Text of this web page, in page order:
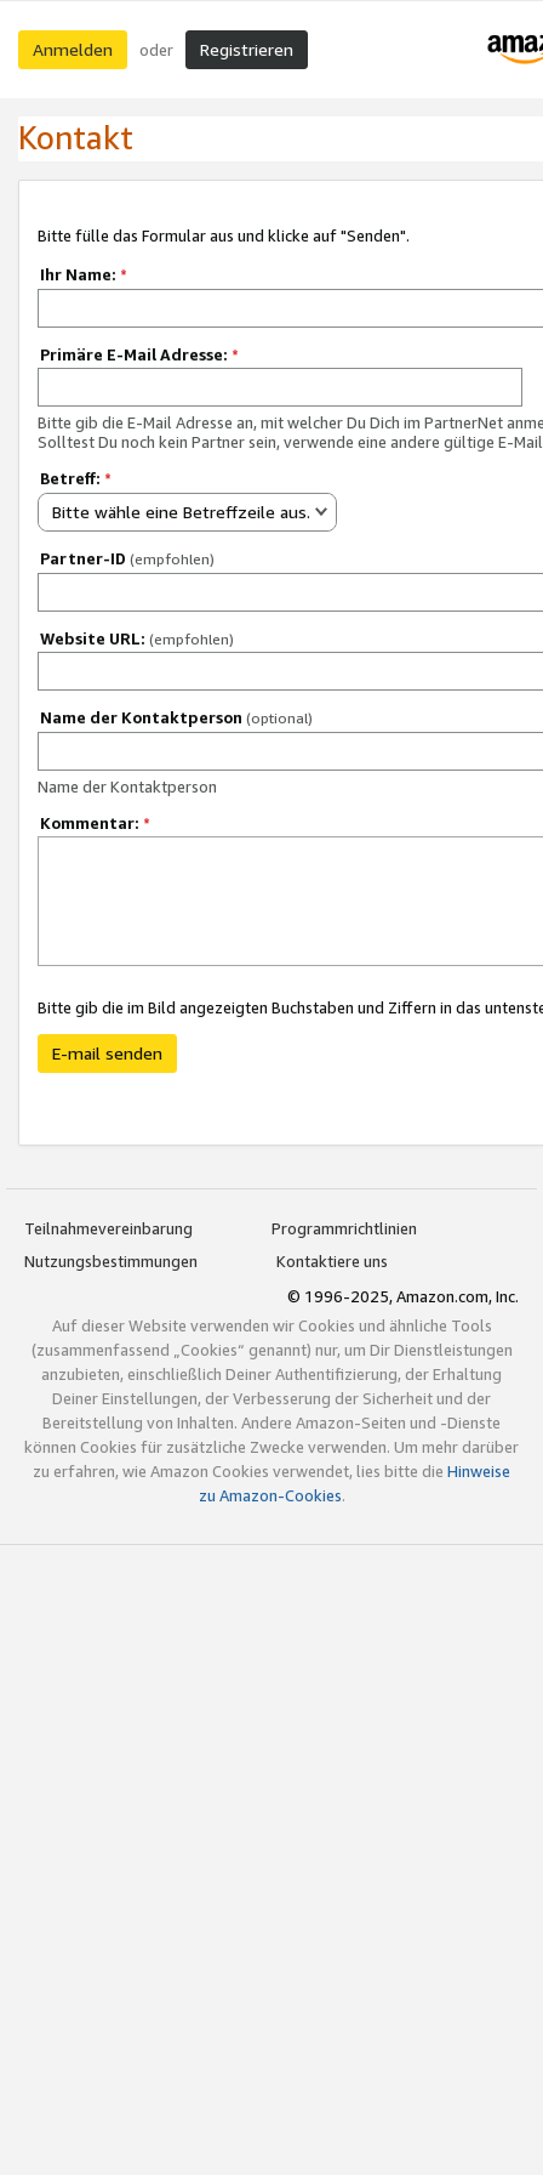
Anmelden oder Registrieren
Kontakt
Bitte fülle das Formular aus und klicke auf "Senden".
Ihr Name: *
Primäre E-Mail Adresse: *
Bitte gib die E-Mail Adresse an, mit welcher Du Dich im PartnerNet
Solltest Du noch kein Partner sein, verwende eine andere gültige E-
Betreff: *
Bitte wähle eine Betreffzeile aus.
Partner-ID (empfohlen)
Website URL: (empfohlen)
Name der Kontaktperson (optional)
Name der Kontaktperson
Kommentar: *
Bitte gib die im Bild angezeigten Buchstaben und Ziffern in das
E-mail senden
Teilnahmevereinbarung
Programmrichtlinien
Nutzungsbestimmungen
Kontaktiere uns
© 1996-2025, Amazon.com, Inc.
Auf dieser Website verwenden wir Cookies und ähnliche Tools
(zusammenfassend „Cookies“ genannt) nur, um Dir Dienstleistungen
anzubieten, einschließlich Deiner Authentifizierung, der Erhaltung
Deiner Einstellungen, der Verbesserung der Sicherheit und der
Bereitstellung von Inhalten. Andere Amazon-Seiten und -Dienste
können Cookies für zusätzliche Zwecke verwenden. Um mehr darüber
zu erfahren, wie Amazon Cookies verwendet, lies bitte die Hinweise
zu Amazon-Cookies.